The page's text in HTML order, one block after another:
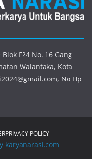
F24 No. 16 Gang
Walantaka, Kota
No Hp
PRIVACY POLICY
karyanarasi.com